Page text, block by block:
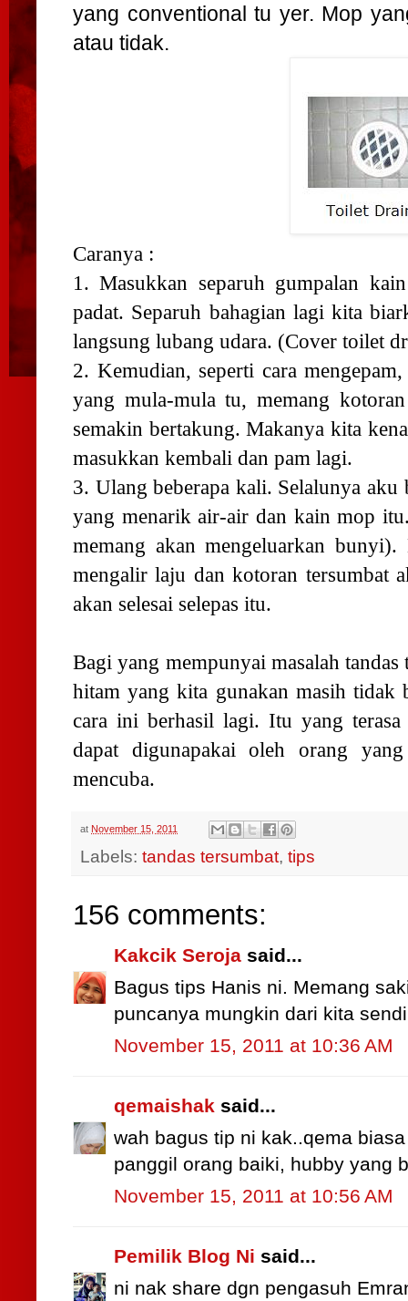
yang conventional tu yer. Mop
atau tidak.
Caranya :
1. Masukkan separuh gumpalan
padat. Separuh bahagian lagi kita
langsung lubang udara. (Cover toilet
2. Kemudian, seperti cara
yang mula-mula tu, memang
semakin bertakung. Makanya kita
masukkan kembali dan pam lagi.
3. Ulang beberapa kali. Selalunya aku
yang menarik air-air dan kain mop
memang akan mengeluarkan
mengalir laju dan kotoran tersumbat
akan selesai selepas itu.
Bagi yang mempunyai masalah
hitam yang kita gunakan masih tidak
cara ini berhasil lagi. Itu yang
dapat digunapakai oleh orang
mencuba.
at November 15, 2011
Labels: tandas tersumbat, tips
156 comments:
Kakcik Seroja said...
Bagus tips Hanis ni. Memang
puncanya mungkin dari kita
November 15, 2011 at 10:36 AM
qemaishak said...
wah bagus tip ni kak..qema
panggil orang baiki, hubby yang
November 15, 2011 at 10:56 AM
Pemilik Blog Ni said...
ni nak share dgn pengasuh